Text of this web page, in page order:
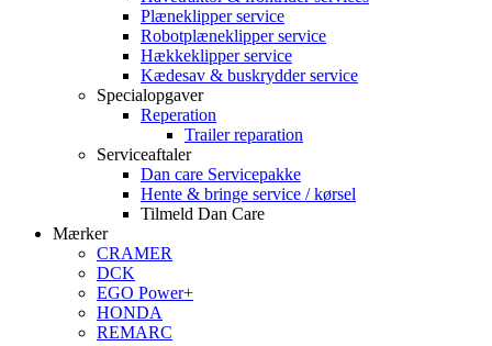
Plæneklipper service
Robotplæneklipper service
Hækkeklipper service
Kædesav & buskrydder service
Specialopgaver
Reperation
Trailer reparation
Serviceaftaler
Dan care Servicepakke
Hente & bringe service / kørsel
Tilmeld Dan Care
Mærker
CRAMER
DCK
EGO Power+
HONDA
REMARC